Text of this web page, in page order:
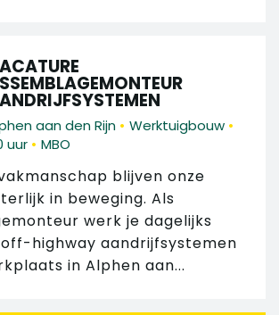
aan den Rijn • Werktuigbouw •
uur • MBO
blijven onze
in beweging. Als
werk je dagelijks
highway aandrijfsystemen
in Alphen aan...